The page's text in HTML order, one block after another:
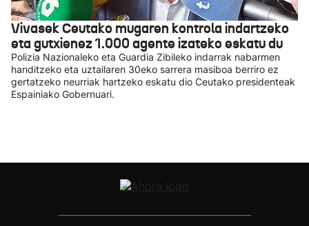
Vivasek Ceutako mugaren kontrola indartzeko
eta gutxienez 1.000 agente izateko eskatu du
Polizia Nazionaleko eta Guardia Zibileko indarrak nabarmen
handitzeko eta uztailaren 30eko sarrera masiboa berriro ez
gertatzeko neurriak hartzeko eskatu dio Ceutako presidenteak
Espainiako Gobernuari.